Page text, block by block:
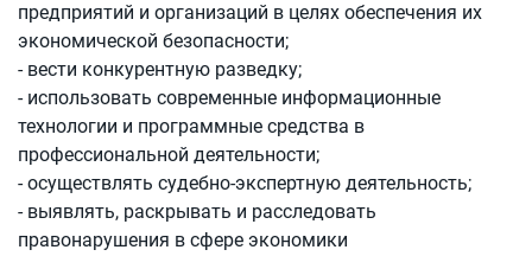
предприятий и организаций в целях обеспечения их
экономической безопасности;
- вести конкурентную разведку;
- использовать современные информационные
технологии и программные средства в
профессиональной деятельности;
- осуществлять судебно-экспертную деятельность;
- выявлять, раскрывать и расследовать
правонарушения в сфере экономики